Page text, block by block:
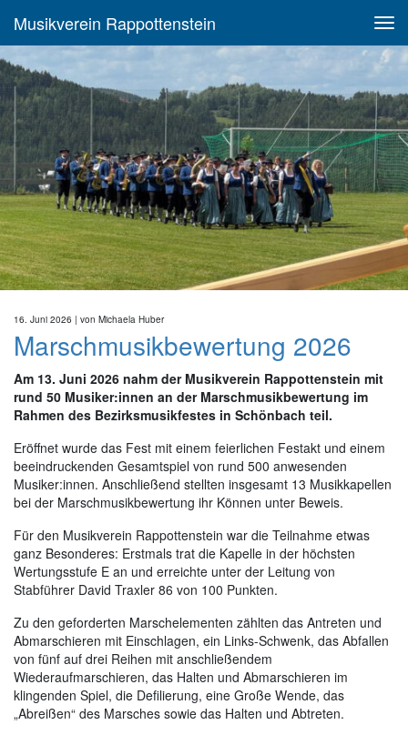
Musikverein Rappottenstein
16. Juni 2026 | von Michaela Huber
Marschmusikbewertung 2026
Am 13. Juni 2026 nahm der Musikverein Rappottenstein mit
rund 50 Musiker:innen an der Marschmusikbewertung im
Rahmen des Bezirksmusikfestes in Schönbach teil.
Eröffnet wurde das Fest mit einem feierlichen Festakt und einem
beeindruckenden Gesamtspiel von rund 500 anwesenden
Musiker:innen. Anschließend stellten insgesamt 13 Musikkapellen
bei der Marschmusikbewertung ihr Können unter Beweis.
Für den Musikverein Rappottenstein war die Teilnahme etwas
ganz Besonderes: Erstmals trat die Kapelle in der höchsten
Wertungsstufe E an und erreichte unter der Leitung von
Stabführer David Traxler 86 von 100 Punkten.
Zu den geforderten Marschelementen zählten das Antreten und
Abmarschieren mit Einschlagen, ein Links-Schwenk, das Abfallen
von fünf auf drei Reihen mit anschließendem
Wiederaufmarschieren, das Halten und Abmarschieren im
klingenden Spiel, die Defilierung, eine Große Wende, das
„Abreißen“ des Marsches sowie das Halten und Abtreten.